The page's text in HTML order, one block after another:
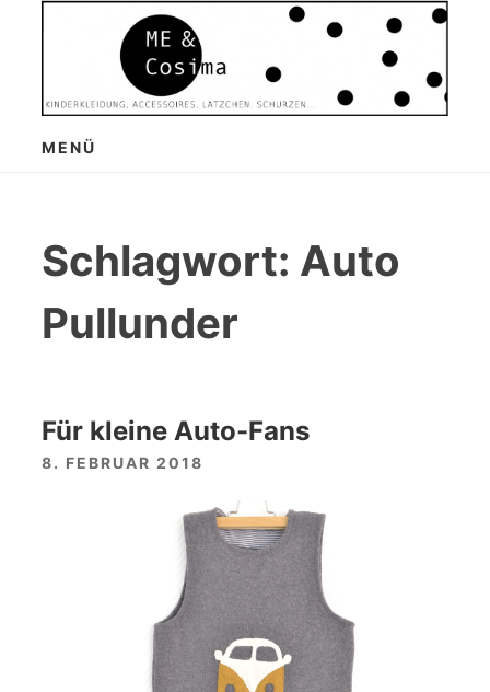
MENÜ
Schlagwort: Auto
Pullunder
Für kleine Auto-Fans
8. FEBRUAR 2018